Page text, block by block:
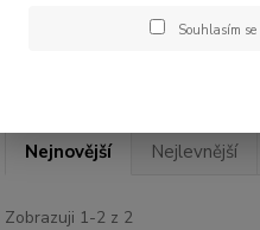
Nejnovější Nejlevnější
Zobrazuji 1-2 z 2
Souhlasím se